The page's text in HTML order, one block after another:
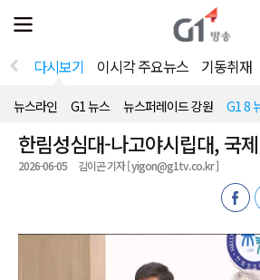
전
체
뉴
열
다시보기 이시각 주요뉴스 기동취재
뉴스라인 G1 뉴스 뉴스퍼레이드 강원 G1 8
한림성심대-나고야시립대, 국
2026-06-05 김이곤 기자 [ yigon@g1tv.co.kr ]